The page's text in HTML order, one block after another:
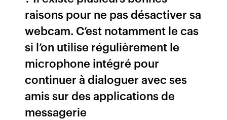
raisons pour ne pas désactiver sa
webcam. C’est notamment le cas
si l’on utilise régulièrement le
microphone intégré pour
continuer à dialoguer avec ses
amis sur des applications de
messagerie